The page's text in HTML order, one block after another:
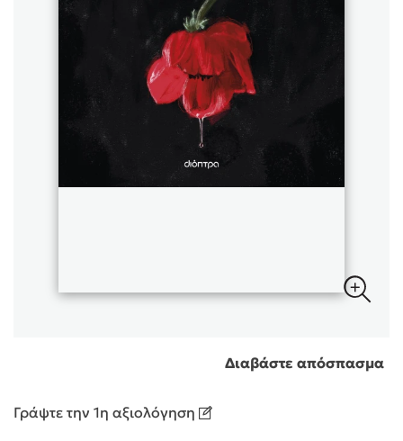
Sebastian Fitzek
Playlist
Κώστας Κρομμύδας
Το λιμάνι μου είσαι εσύ
Διαβάστε απόσπασμα
Γράψτε την 1η αξιολόγηση